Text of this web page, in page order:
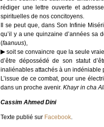
rédiger une lettre ouverte et
spirituelles de nos concitoyens.
Il se peut que, dans Son Infinie
qu’il y a une quinzaine d’années sa
(faanuus),
soit se convaincre que la seule
d’être dépossédé de son statut
inaliénables attachés à un indéniable
L’issue de ce combat, pour une
dans un proche avenir. Khayr in cha
Cassim Ahmed Dini
Texte publié sur Facebook.